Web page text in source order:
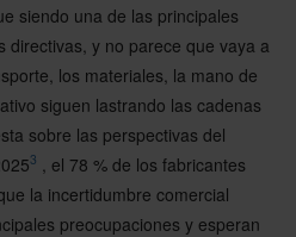
siendo una de las principales
directivas, y no parece que vaya a
los materiales, la mano de
siguen lastrando las cadenas
sobre las perspectivas del
3
, el 78 % de los fabricantes
la incertidumbre comercial
preocupaciones y esperan